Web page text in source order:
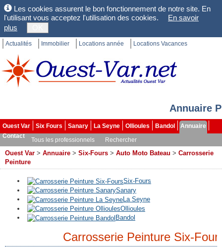
Les cookies assurent le bon fonctionnement de notre site. En
l'utilisant vous acceptez l'utilisation des cookies.
En savoir
plus
Actualités Immobilier Locations année Locations Vacances
Annuaire
Ouest Var Six Fours Sanary La Seyne Ollioules Bandol
Annuaire
Contact
Tous les professionnels Rechercher
Ouest Var > Annuaire > Six-Fours > Auto Moto Bateau > Carrosserie
Peinture
Six-Fours
Sanary
La Seyne
Ollioules
Bandol
Carrosserie Peinture Six-